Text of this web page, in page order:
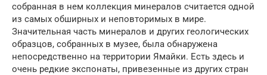
собранная в нем коллекция минералов считается одной
из самых обширных и неповторимых в мире.
Значительная часть минералов и других геологических
образцов, собранных в музее, была обнаружена
непосредственно на территории Ямайки. Есть здесь и
очень редкие экспонаты, привезенные из других стран